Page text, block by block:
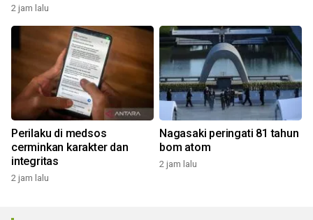
2 jam lalu
Perilaku di medsos
cerminkan karakter dan
integritas
2 jam lalu
Nagasaki peringati 81 tahun
bom atom
2 jam lalu